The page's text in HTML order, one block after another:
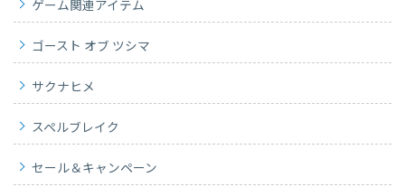
ゲーム関連アイテム
ゴースト オブ ツシマ
サクナヒメ
スペルブレイク
セール＆キャンペーン